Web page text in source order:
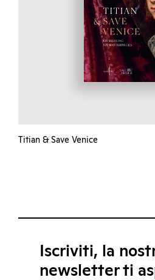
Titian & Save Venice
Iscriviti, la
newsletter ti